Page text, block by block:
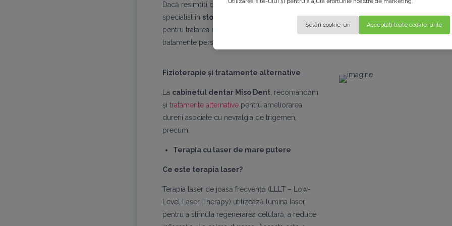
Dacă resimțiți dureri inexplicabile la nivelul feței sau al dinților, este important să vă
specialist în stomatologie cabinetul dentar Miso Dent, dispunem de tehnologia
pentru tratarea nevralgiei, iar specialiștii noștri pot evalua cauza exactă a durerii și pot
tratamente personalizate.
Fizioterapie și tratamente alternative
La cabinetul dentar Miso Dent , recomandăm
și tratamente alternative pentru ameliorarea
durerii asociate cu nevralgia de trigemen,
precum:
Terapia cu laser de mare putere
Ce este terapia laser?
Terapia laser de joasă frecvență (LLLT – Low-
Level Laser Therapy) utilizează lumina laser
pentru a stimula regenerarea celulară, a reduce
Setări cookie-uri Acceptați toate cookie-urile